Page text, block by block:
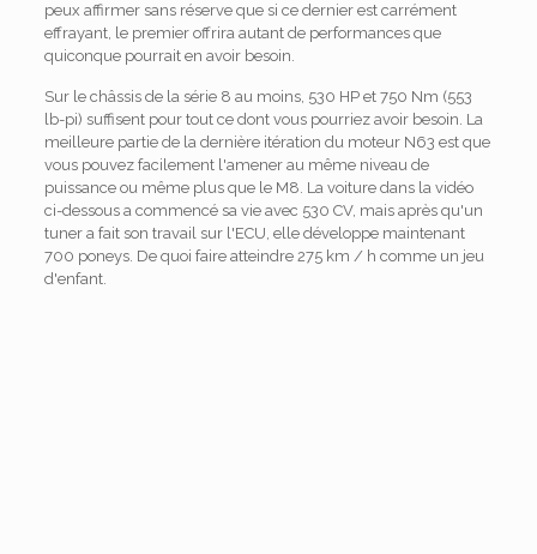
peux affirmer sans réserve que si ce dernier est carrément
effrayant, le premier offrira autant de performances que
quiconque pourrait en avoir besoin.
Sur le châssis de la série 8 au moins, 530 HP et 750 Nm (553
lb-pi) suffisent pour tout ce dont vous pourriez avoir besoin. La
meilleure partie de la dernière itération du moteur N63 est que
vous pouvez facilement l'amener au même niveau de
puissance ou même plus que le M8. La voiture dans la vidéo
ci-dessous a commencé sa vie avec 530 CV, mais après qu'un
tuner a fait son travail sur l'ECU, elle développe maintenant
700 poneys. De quoi faire atteindre 275 km / h comme un jeu
d'enfant.